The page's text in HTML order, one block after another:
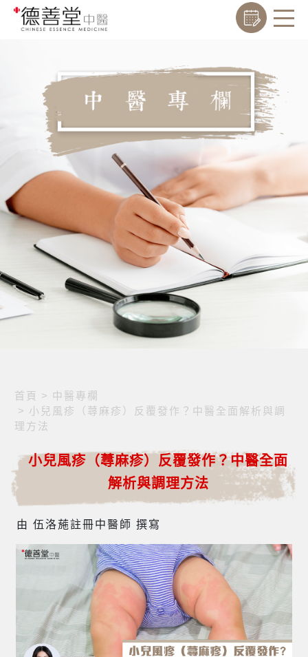
首頁 > 中醫專欄
> 小兒風疹（蕁麻疹）反覆發作？中醫全面解析與調
理方法
小兒風疹（蕁麻疹）反覆發作？中醫全面
解析與調理方法
由 伍洛葹註冊中醫師 撰寫